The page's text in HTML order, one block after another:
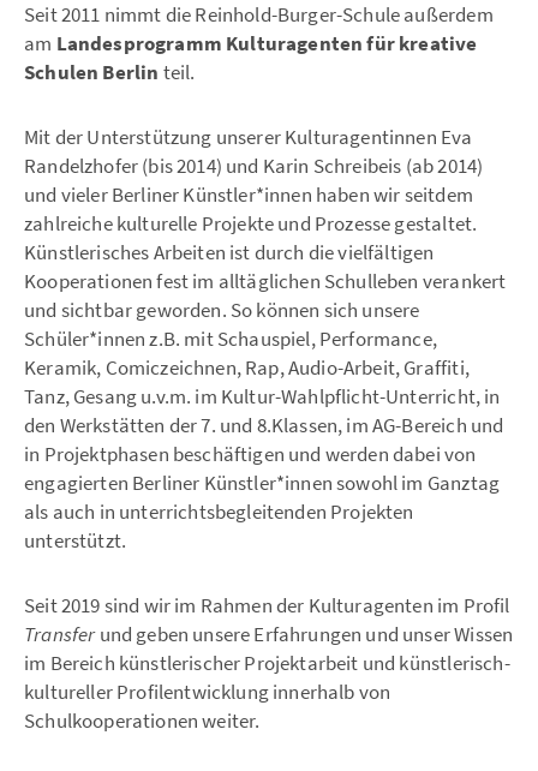
Seit 2011 nimmt die Reinhold-Burger-Schule außerdem
am Landesprogramm Kulturagenten für kreative
Schulen Berlin teil.
Mit der Unterstützung unserer Kulturagentinnen Eva
Randelzhofer (bis 2014) und Karin Schreibeis (ab 2014)
und vieler Berliner Künstler*innen haben wir seitdem
zahlreiche kulturelle Projekte und Prozesse gestaltet.
Künstlerisches Arbeiten ist durch die vielfältigen
Kooperationen fest im alltäglichen Schulleben verankert
und sichtbar geworden. So können sich unsere
Schüler*innen z.B. mit Schauspiel, Performance,
Keramik, Comiczeichnen, Rap, Audio-Arbeit, Graffiti,
Tanz, Gesang u.v.m. im Kultur-Wahlpflicht-Unterricht, in
den Werkstätten der 7. und 8.Klassen, im AG-Bereich und
in Projektphasen beschäftigen und werden dabei von
engagierten Berliner Künstler*innen sowohl im Ganztag
als auch in unterrichtsbegleitenden Projekten
unterstützt.
Seit 2019 sind wir im Rahmen der Kulturagenten im Profil
Transferund geben unsere Erfahrungen und unser Wissen
im Bereich künstlerischer Projektarbeit und künstlerisch-
kultureller Profilentwicklung innerhalb von
Schulkooperationen weiter.